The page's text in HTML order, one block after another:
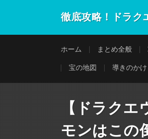
徹底攻略！ドラク
ホーム まとめ全般
宝の地図 導きのかけ
【ドラク
モンはこの